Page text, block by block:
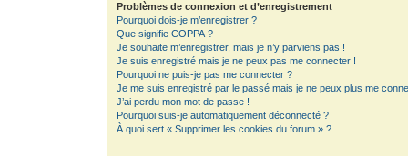
Problèmes de connexion et d’enregistrement
Pourquoi dois-je m’enregistrer ?
Que signifie COPPA ?
Je souhaite m’enregistrer, mais je n’y parviens pas !
Je suis enregistré mais je ne peux pas me connecter !
Pourquoi ne puis-je pas me connecter ?
Je me suis enregistré par le passé mais je ne peux plus me
J’ai perdu mon mot de passe !
Pourquoi suis-je automatiquement déconnecté ?
À quoi sert « Supprimer les cookies du forum » ?